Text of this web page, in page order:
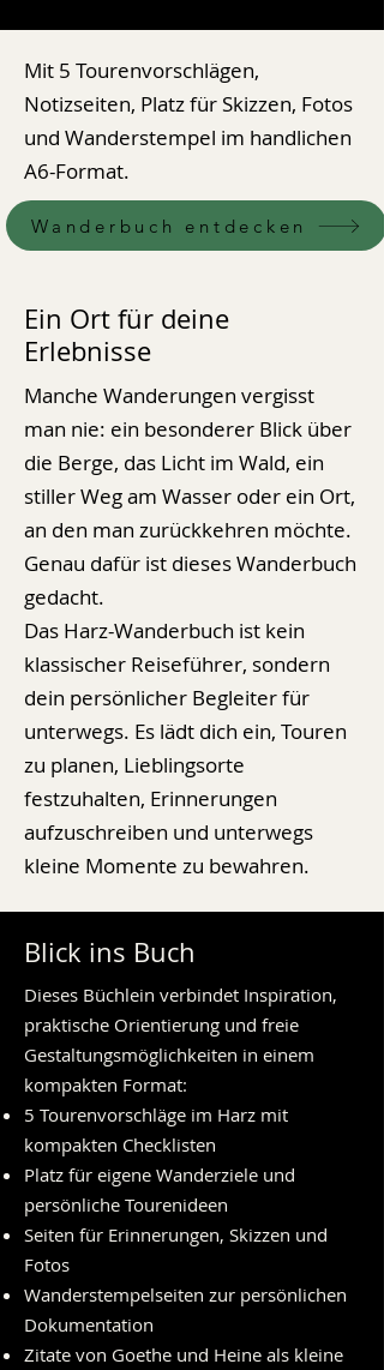
Mit 5 Tourenvorschlägen,
Notizseiten, Platz für Skizzen, Fotos
und Wanderstempel im handlichen
A6-Format.
Wanderbuch entdecken
Ein Ort für deine
Erlebnisse
Manche Wanderungen vergisst
man nie: ein besonderer Blick über
die Berge, das Licht im Wald, ein
stiller Weg am Wasser oder ein Ort,
an den man zurückkehren möchte.
Genau dafür ist dieses Wanderbuch
gedacht.
Das Harz-Wanderbuch ist kein
klassischer Reiseführer, sondern
dein persönlicher Begleiter für
unterwegs. Es lädt dich ein, Touren
zu planen, Lieblingsorte
festzuhalten, Erinnerungen
aufzuschreiben und unterwegs
kleine Momente zu bewahren.
Blick ins Buch
Dieses Büchlein verbindet Inspiration,
praktische Orientierung und freie
Gestaltungsmöglichkeiten in einem
kompakten Format:
5 Tourenvorschläge im Harz mit
kompakten Checklisten
Platz für eigene Wanderziele und
persönliche Tourenideen
Seiten für Erinnerungen, Skizzen und
Fotos
Wanderstempelseiten zur persönlichen
Dokumentation
Zitate von Goethe und Heine als kleine